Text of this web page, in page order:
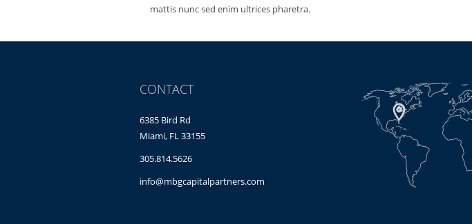
mattis nunc sed enim ultrices pharetra.
CONTACT
6385 Bird Rd
Miami, FL 33155
305.814.5626
info@mbgcapitalpartners.com